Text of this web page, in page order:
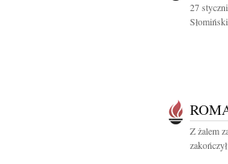
27
Z żalem